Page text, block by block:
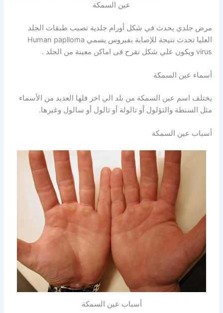
عين السمكة
مرض جلدي يحدث في شكل أورام جلدية تصيب طبقات الجلد
العليا تحدث نتيجة للإصابة بفيروس يسمي Human paplloma
virus ويكون علي شكل تقرح فى اماكن معينة من الجلد .
أسماء عين السمكة
يختلف اسم عين السمكة من بلد الي اخر فلها العديد من الأسماء
مثل السنطة والثؤلول أو تالولة أو ثالول أو سالول وغيرها.
أسباب عين السمكة
أسباب عين السمكة